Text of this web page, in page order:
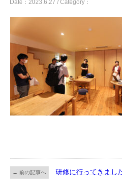
Date：2023.6.27 / Category：
← 前の記事へ 研修に行ってきまし